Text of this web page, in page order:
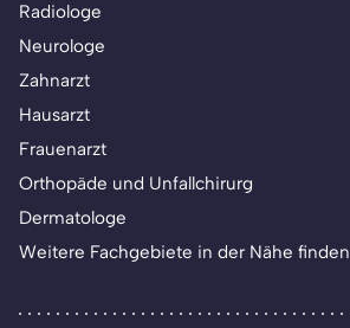
Radiologe
Neurologe
Zahnarzt
Hausarzt
Frauenarzt
Orthopäde und Unfallchirurg
Dermatologe
Weitere Fachgebiete in der Nähe finden